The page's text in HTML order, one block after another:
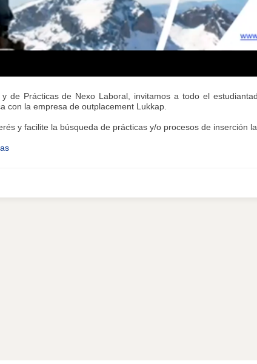
de Prácticas de Nexo Laboral, invitamos a todo el
con la empresa de outplacement Lukkap.
y facilite la búsqueda de prácticas y/o procesos de inserción